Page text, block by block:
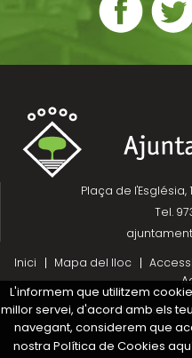
Plaça de l'Església,
Tel.
Inici
Mapa del lloc
Projecte
L'informem que utilitzem
millor servei, d'acord amb els
navegant, considerem que
nostra Política de Cookies